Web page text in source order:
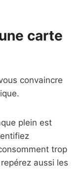
carte
convaincre
plein est
trop
aussi les